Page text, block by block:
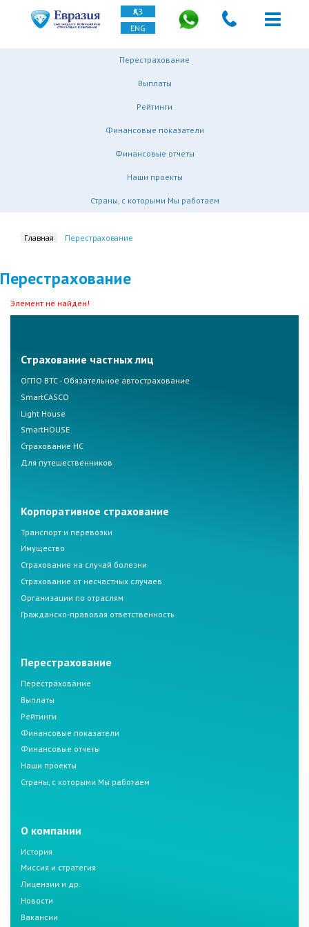
ҚАЗ
ENG
Перестрахование
Выплаты
Рейтинги
Финансовые показатели
Финансовые отчеты
Наши проекты
Страны, с которыми Мы работаем
Главная Перестрахование
Перестрахование
Элемент не найден!
Страхование частных лиц
ОГПО ВТС - Обязательное автострахование
SmartCASCO
Light House
SmartHOUSE
Страхование НС
Для путешественников
Корпоративное страхование
Транспорт и перевозки
Имущество
Страхование на случай болезни
Страхование от несчастных случаев
Организации по отраслям
Гражданско-правовая ответственность
Перестрахование
Перестрахование
Выплаты
Рейтинги
Финансовые показатели
Финансовые отчеты
Наши проекты
Страны, с которыми Мы работаем
О компании
История
Миссия и стратегия
Лицензии и др.
Новости
Вакансии